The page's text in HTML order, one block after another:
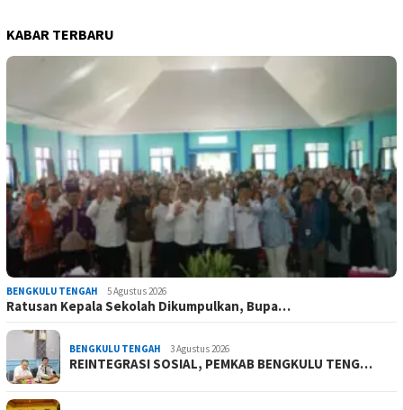
KABAR TERBARU
BENGKULU TENGAH 5 Agustus 2026
Ratusan Kepala Sekolah Dikumpulkan, Bupa…
BENGKULU TENGAH 3 Agustus 2026
REINTEGRASI SOSIAL, PEMKAB BENGKULU TENG…